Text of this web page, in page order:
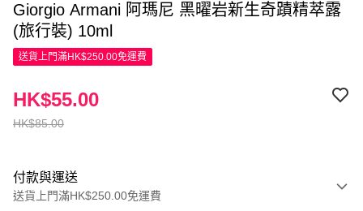
Giorgio Armani 阿瑪尼 黑曜岩新生奇蹟精萃露
(旅行裝) 10ml
送貨上門滿HK$250.00免運費
HK$85.00
HK$55.00
付款與運送
送貨上門滿HK$250.00免運費